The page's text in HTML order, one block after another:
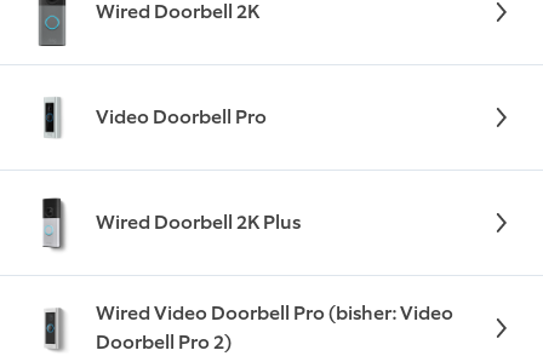
Wired Doorbell 2K
Video Doorbell Pro
Wired Doorbell 2K Plus
Wired Video Doorbell Pro (bisher: Video
Doorbell Pro 2)